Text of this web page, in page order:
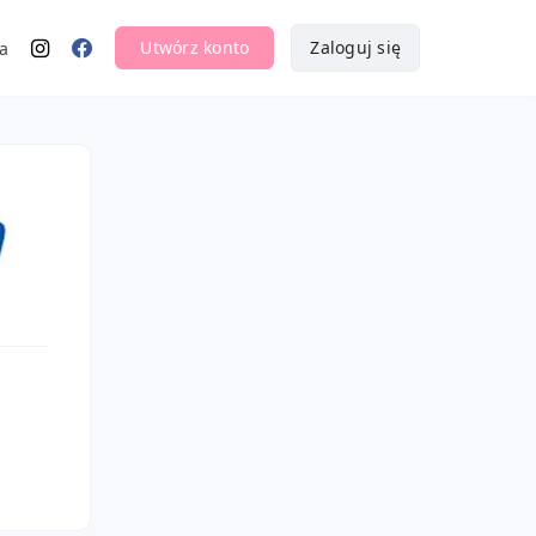
Utwórz konto Zaloguj się